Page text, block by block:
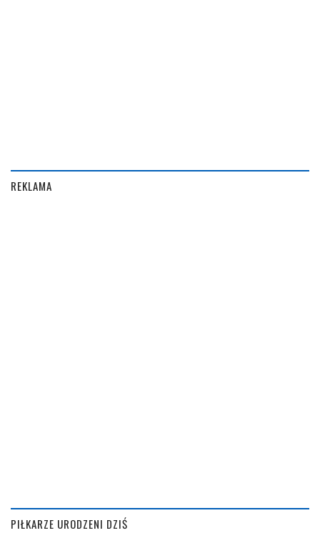
REKLAMA
PIŁKARZE URODZENI DZIŚ